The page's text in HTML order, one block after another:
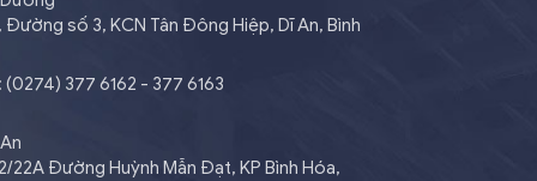
Đường số 3, KCN Tân Đông Hiệp, Dĩ An, Bình
377 6162 - 377 6163
22A Đường Huỳnh Mẫn Đạt, KP Bình Hóa,